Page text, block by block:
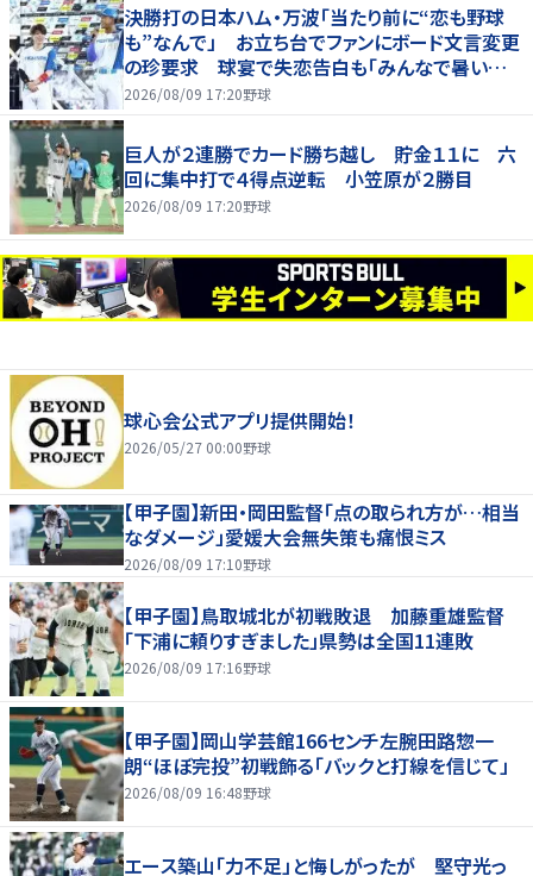
決勝打の日本ハム・万波「当たり前に“恋も野球
も”なんで」 お立ち台でファンにボード文言変更
の珍要求 球宴で失恋告白も「みんなで暑い夏
にしましょう！」
2026/08/09 17:20野球
巨人が２連勝でカード勝ち越し 貯金１１に 六
回に集中打で４得点逆転 小笠原が２勝目
2026/08/09 17:20野球
球心会公式アプリ提供開始！
2026/05/27 00:00野球
【甲子園】新田・岡田監督「点の取られ方が…相当
なダメージ」愛媛大会無失策も痛恨ミス
2026/08/09 17:10野球
【甲子園】鳥取城北が初戦敗退 加藤重雄監督
「下浦に頼りすぎました」県勢は全国11連敗
2026/08/09 17:16野球
【甲子園】岡山学芸館166センチ左腕田路惣一
朗“ほぼ完投”初戦飾る「バックと打線を信じて」
2026/08/09 16:48野球
エース築山「力不足」と悔しがったが 堅守光っ